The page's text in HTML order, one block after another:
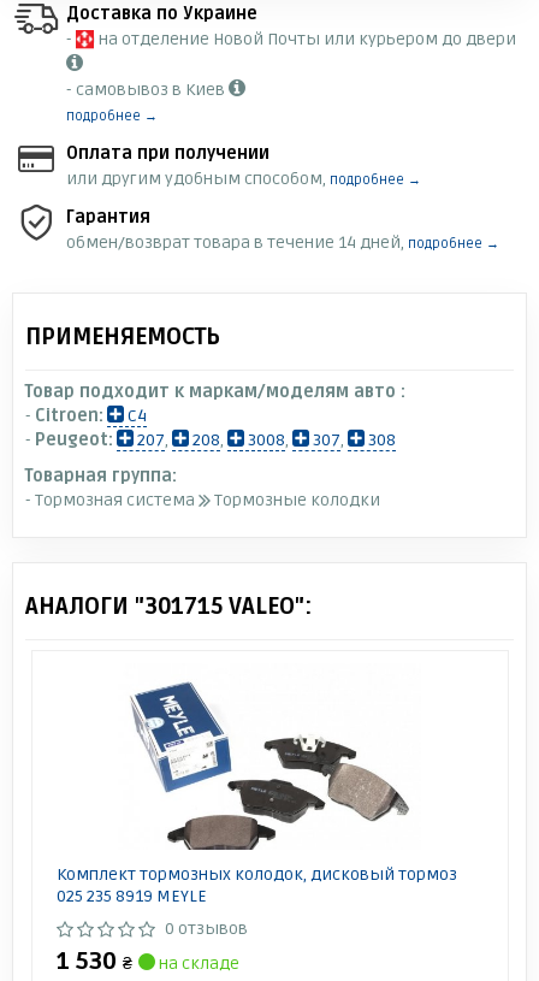
Доставка по Украине
-
на отделение Новой Почты или курьером до двери
- самовывоз в Киев
подробнее →
Оплата при получении
или другим удобным способом, подробнее →
Гарантия
обмен/возврат товара в течение 14 дней, подробнее →
ПРИМЕНЯЕМОСТЬ
Товар подходит к маркам/моделям авто :
- Citroen:
C4
- Peugeot: 207, 208, 3008, 307,
308
Товарная группа:
- Тормозная система
Тормозные колодки
АНАЛОГИ "301715 VALEO":
Комплект тормозных колодок, дисковый тормоз
025 235 8919 MEYLE
0 отзывов
1 530 ₴
на складе